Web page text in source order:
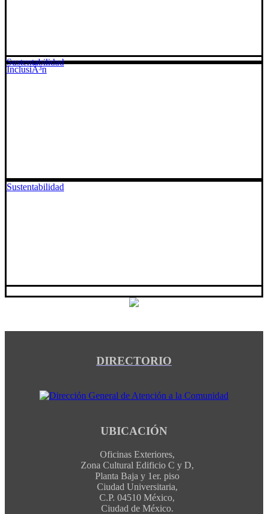
InclusiÃ³n
Sustentabilidad
Sustentabilidad
DIRECTORIO
UBICACIÓN
Oficinas Exteriores,
Zona Cultural Edificio C y D,
Planta Baja y 1er. piso
Ciudad Universitaria,
C.P. 04510 México,
Ciudad de México.